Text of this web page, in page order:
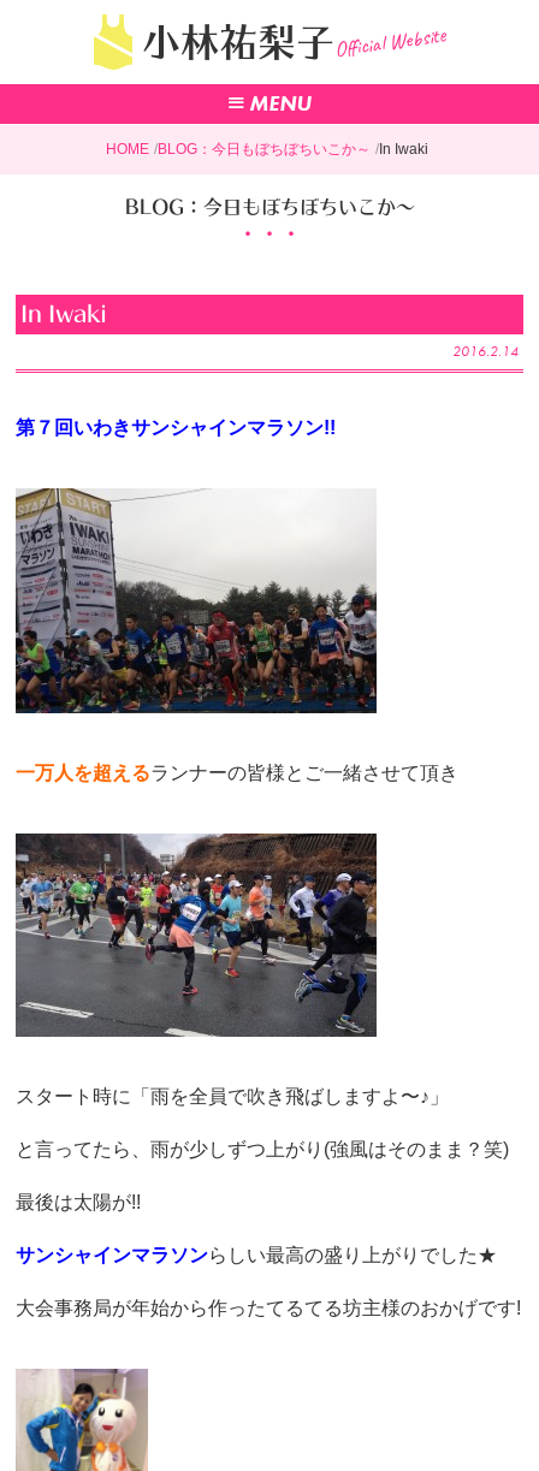
小林祐梨子Official Website
HOME BLOG：今日もぼちぼちいこか～ In Iwaki
BLOG：今日もぼちぼちいこか～
In Iwaki
2016.2.14
第７回いわきサンシャインマラソン!!
一万人を超えるランナーの皆様とご一緒させて頂き
スタート時に「雨を全員で吹き飛ばしますよ〜♪」
と言ってたら、雨が少しずつ上がり(強風はそのまま？笑)
最後は太陽が!!
サンシャインマラソンらしい最高の盛り上がりでした★
大会事務局が年始から作ったてるてる坊主様のおかげです!